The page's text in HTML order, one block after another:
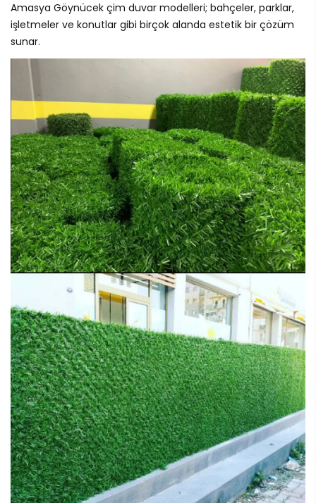
Amasya Göynücek çim duvar modelleri; bahçeler, parklar,
işletmeler ve konutlar gibi birçok alanda estetik bir çözüm
sunar.